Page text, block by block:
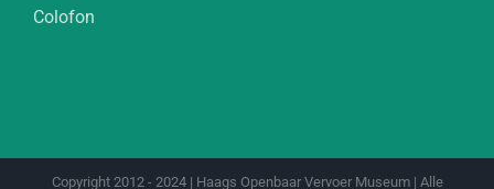
Colofon
Copyright 2012 - 2024 | Haags Openbaar Vervoer Museum | Alle